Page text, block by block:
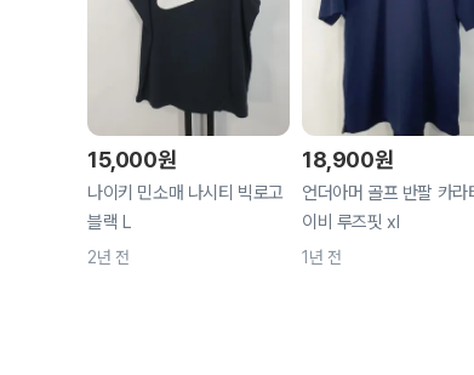
15,000원
나이키 민소매 나시티 빅로고
블랙 L
2년 전
18,900원
언더아머 골프 반팔 카라
이비 루즈핏 xl
1년 전